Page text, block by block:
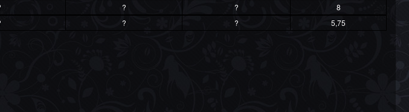
? ? 5,75
? ? 8